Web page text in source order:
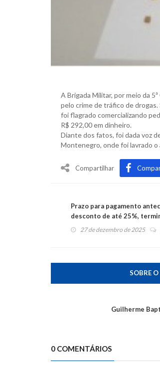
A Brigada Militar, por meio da
pelo crime de tráfico de
foi flagrado comercializando
R$ 292,00 em dinheiro.
Diante dos fatos, foi dada voz
Montenegro, onde foi lavrado
Compartilhar
Prazo para pagamento
desconto de até 25%,
27 de dezembro de 2025
SOBRE
Guilherme
0 COMENTÁRIOS